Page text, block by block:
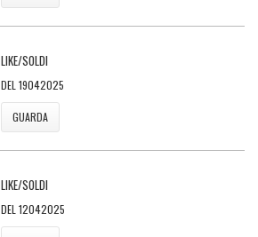
LIKE/SOLDI
DEL 19042025
GUARDA
LIKE/SOLDI
DEL 12042025